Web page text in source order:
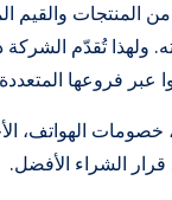
المنتجات والقيم
ولهذا تُقدّم الشركة
عبر فروعها
الهواتف،
الشراء الأفضل.